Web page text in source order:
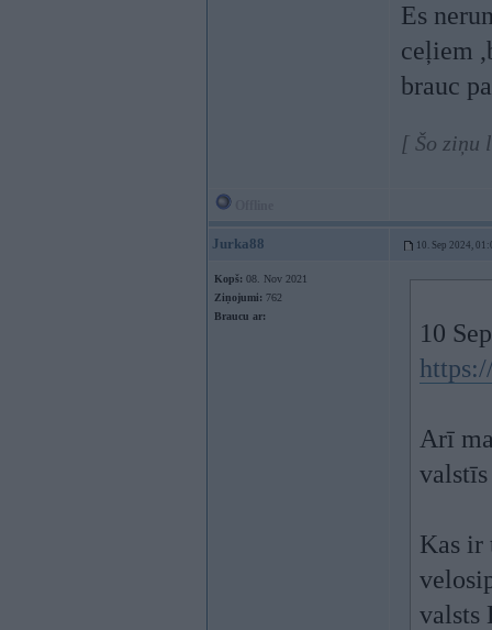
Es
ceļiem
brauc
[ Šo ziņu
Jurka88 10. Sep 2024,
Kopš: 08. Nov 2021
Ziņojumi: 762
Braucu ar:
10
Arī
Kas ir
valsts